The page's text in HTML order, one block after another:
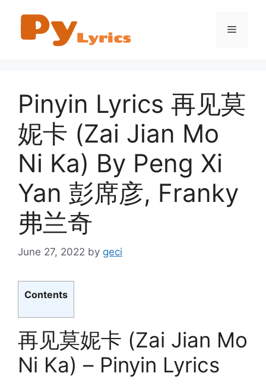
content
Menu
Pinyin Lyrics 再见莫
妮卡 (Zai Jian Mo
Ni Ka) By Peng Xi
Yan 彭席彦, Franky
弗兰奇
June 27, 2022 by geci
Contents
再见莫妮卡 (Zai Jian Mo
Ni Ka) – Pinyin Lyrics